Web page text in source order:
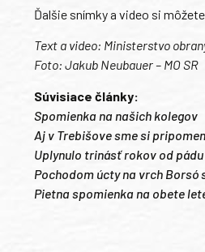
Ďalšie snímky a video si
Text a video: Ministerstvo
Foto: Jakub Neubauer – MO SR
Súvisiace články:
Spomienka na našich kolegov
Aj v Trebišove sme si
Uplynulo trinásť rokov od
Pochodom úcty na vrch
Pietna spomienka na obete